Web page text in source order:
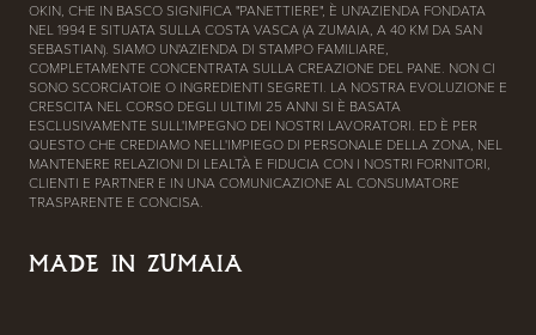
OKIN, CHE IN BASCO SIGNIFICA "PANETTIERE", È UN'AZIENDA FONDATA
NEL 1994 E SITUATA SULLA COSTA VASCA (A ZUMAIA, A 40 KM DA SAN
SEBASTIAN). SIAMO UN'AZIENDA DI STAMPO FAMILIARE,
COMPLETAMENTE CONCENTRATA SULLA CREAZIONE DEL PANE. NON CI
SONO SCORCIATOIE O INGREDIENTI SEGRETI. LA NOSTRA EVOLUZIONE E
CRESCITA NEL CORSO DEGLI ULTIMI 25 ANNI SI È BASATA
ESCLUSIVAMENTE SULL'IMPEGNO DEI NOSTRI LAVORATORI. ED È PER
QUESTO CHE CREDIAMO NELL'IMPIEGO DI PERSONALE DELLA ZONA, NEL
MANTENERE RELAZIONI DI LEALTÀ E FIDUCIA CON I NOSTRI FORNITORI,
CLIENTI E PARTNER E IN UNA COMUNICAZIONE AL CONSUMATORE
TRASPARENTE E CONCISA.
MADE IN ZUMAIA